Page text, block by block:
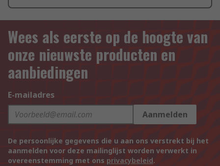
Wees als eerste op de hoogte van
onze nieuwste producten en
aanbiedingen
E-mailadres
Aanmelden
De persoonlijke gegevens die u aan ons verstrekt bij het
aanmelden voor deze mailinglijst worden verwerkt in
overeenstemming met ons privacybeleid.